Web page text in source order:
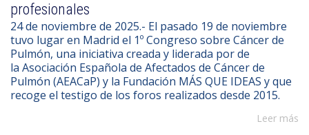
profesionales
24 de noviembre de 2025.- El pasado 19 de noviembre
tuvo lugar en Madrid el 1º Congreso sobre Cáncer de
Pulmón, una iniciativa creada y liderada por de
la Asociación Española de Afectados de Cáncer de
Pulmón (AEACaP) y la Fundación MÁS QUE IDEAS y que
recoge el testigo de los foros realizados desde 2015.
Leer más